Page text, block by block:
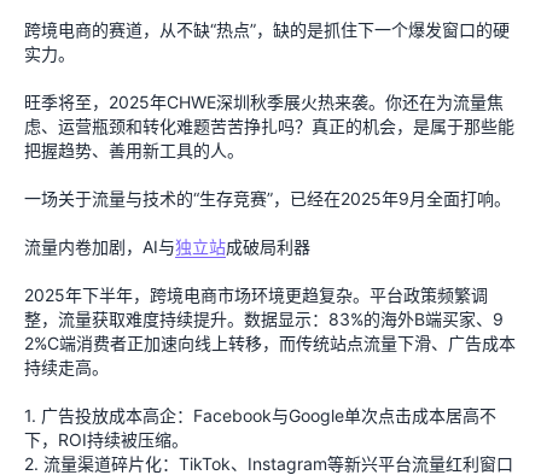
跨境电商的赛道，从不缺“热点”，缺的是抓住下一个爆发窗口的硬
实力。
旺季将至，2025年CHWE深圳秋季展火热来袭。你还在为流量焦
虑、运营瓶颈和转化难题苦苦挣扎吗？真正的机会，是属于那些能
把握趋势、善用新工具的人。
一场关于流量与技术的“生存竞赛”，已经在2025年9月全面打响。
流量内卷加剧，AI与独立站成破局利器
2025年下半年，跨境电商市场环境更趋复杂。平台政策频繁调
整，流量获取难度持续提升。数据显示：83%的海外B端买家、9
2%C端消费者正加速向线上转移，而传统站点流量下滑、广告成本
持续走高。
1. 广告投放成本高企：Facebook与Google单次点击成本居高不
下，ROI持续被压缩。
2. 流量渠道碎片化：TikTok、Instagram等新兴平台流量红利窗口